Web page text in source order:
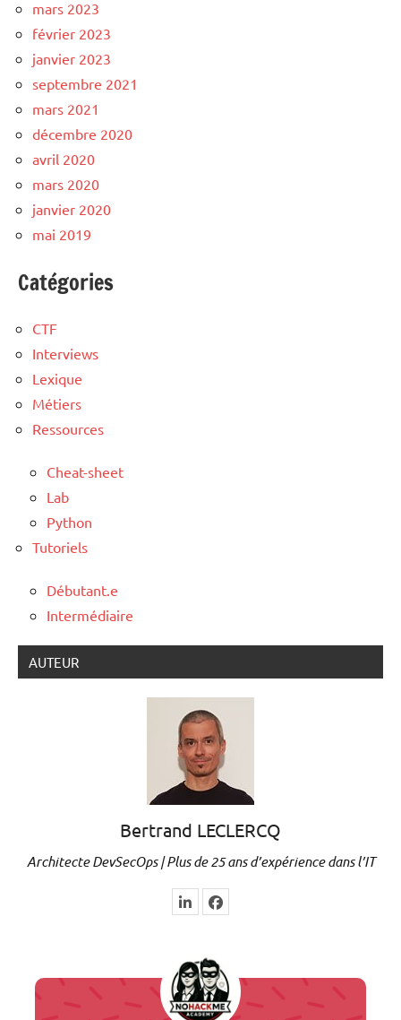
mars 2023
février 2023
janvier 2023
septembre 2021
mars 2021
décembre 2020
avril 2020
mars 2020
janvier 2020
mai 2019
Catégories
CTF
Interviews
Lexique
Métiers
Ressources
Cheat-sheet
Lab
Python
Tutoriels
Débutant.e
Intermédiaire
AUTEUR
Bertrand LECLERCQ
Architecte DevSecOps | Plus de 25 ans d’expérience dans l’IT